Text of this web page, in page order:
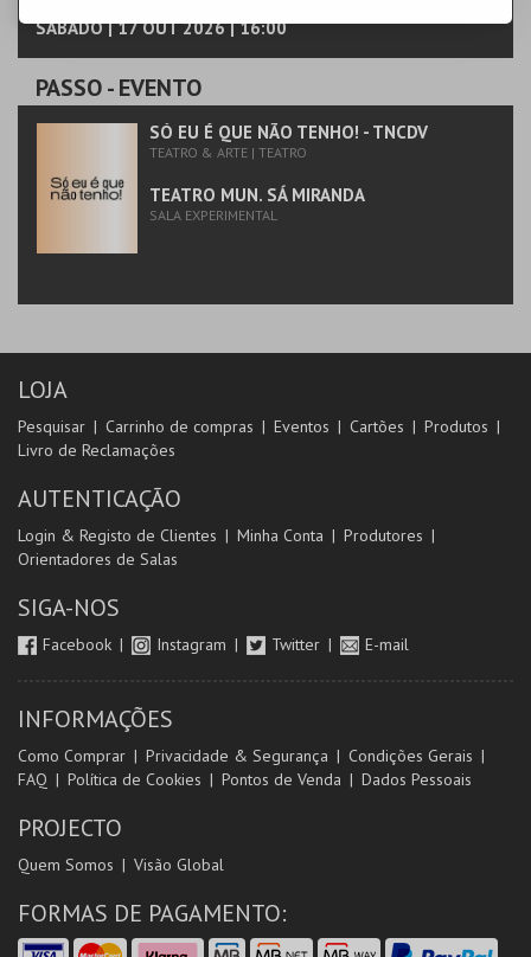
SÁBADO | 17 OUT 2026 | 16:00
PASSO- EVENTO
SÓ EU É QUE NÃO TENHO! - TNCDV
TEATRO & ARTE | TEATRO
TEATRO MUN. SÁ MIRANDA
SALA EXPERIMENTAL
LOJA
Pesquisar Carrinho de compras Eventos Cartões
Produtos
Livro de Reclamações
AUTENTICAÇÃO
Login & Registo de Clientes Minha Conta
Produtores
Orientadores de Salas
SIGA-NOS
Facebook Instagram Twitter E-mail
INFORMAÇÕES
Como Comprar Privacidade & Segurança
Condições Gerais
FAQ
Política de Cookies Pontos de Venda Dados Pessoais
PROJECTO
Quem Somos Visão Global
FORMAS DE PAGAMENTO: